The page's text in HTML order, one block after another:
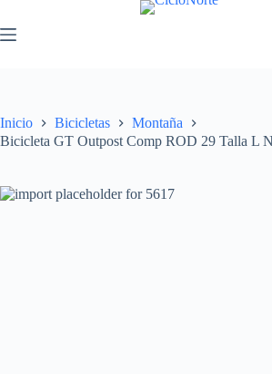
Inicio Bicicletas
Montaña
Bicicleta GT Outpost Comp ROD 29 Talla L